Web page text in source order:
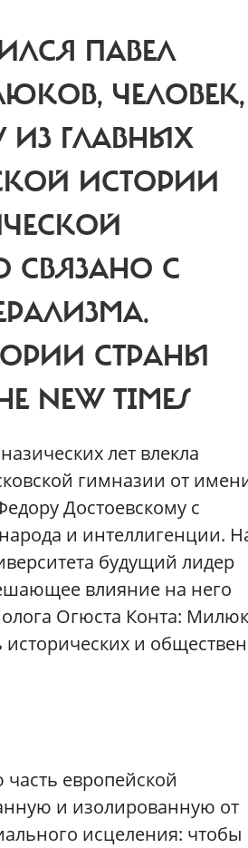
ПАВЕЛ
ЧЕЛОВЕК,
ГЛАВНЫХ
ИСТОРИИ
СВЯЗАНО С
СТРАНЫ
NEW TIMES
лет влекла
гимназии от
Достоевскому с
и интеллигенции.
будущий лидер
влияние на него
Огюста Конта:
и
европейской
и изолированную от
исцеления: чтобы